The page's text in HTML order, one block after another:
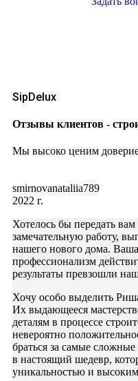
SipDelux
Отзывы клиентов -
Мы высоко ценим
smirnovanataliia789
2022 г.
Хотелось бы передать
замечательную работу,
нашего нового дома.
профессионализм
результаты превзошли
Хочу особо выделить
Их выдающееся
деталям в процессе
невероятно
браться за самые
в настоящий шедевр,
уникальностью и